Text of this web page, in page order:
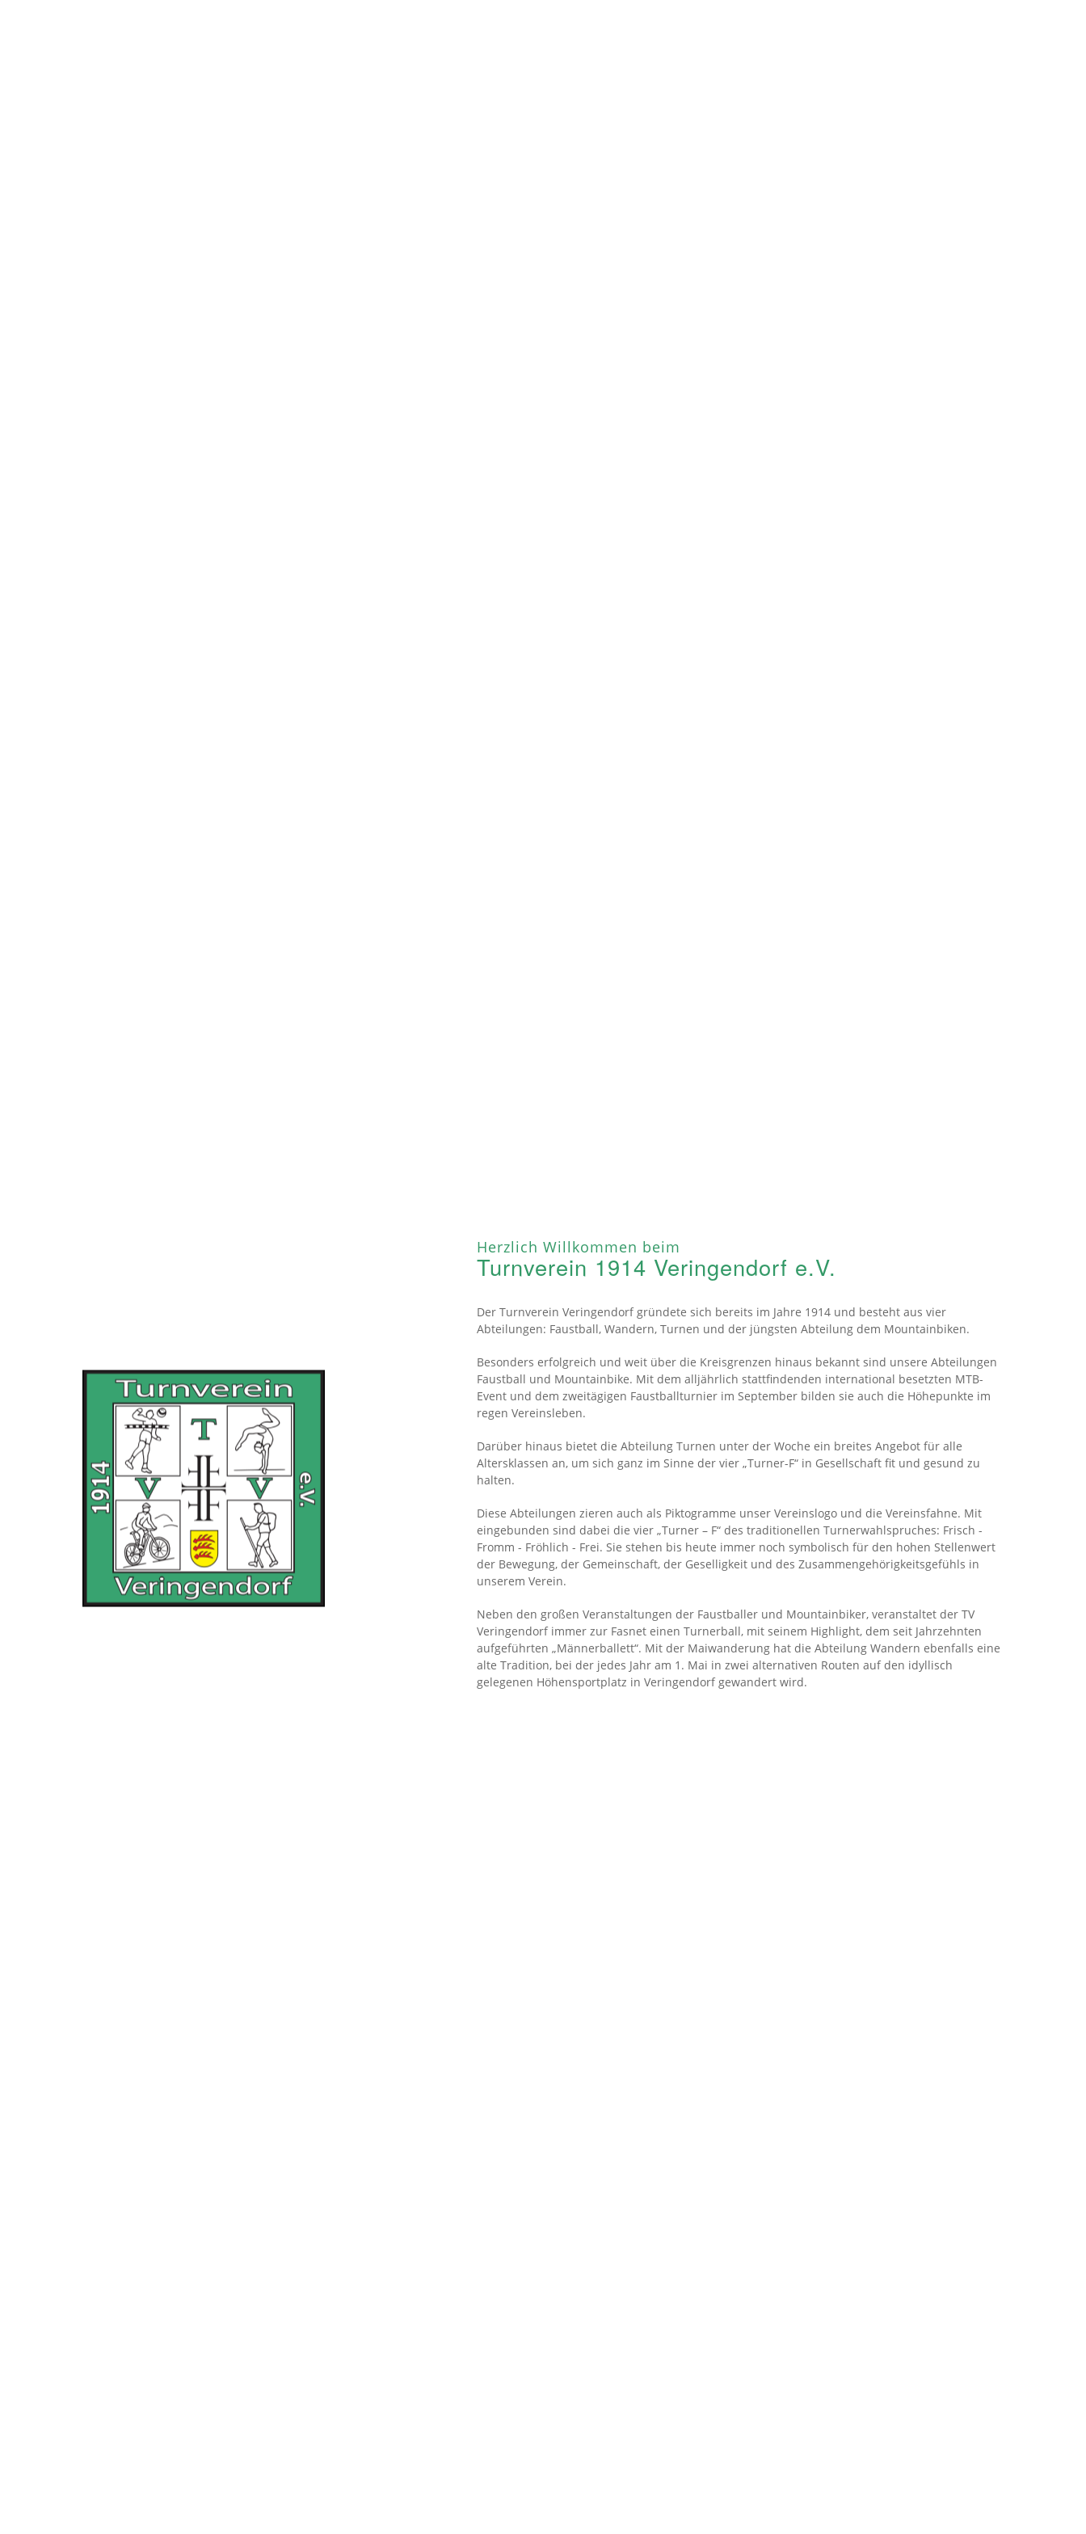
Herzlich Willkommen beim
Turnverein 1914 Veringendorf e.V.
Der Turnverein Veringendorf gründete sich bereits im Jahre 1914 und besteht aus vier
Abteilungen: Faustball, Wandern, Turnen und der jüngsten Abteilung dem Mountainbiken.
Besonders erfolgreich und weit über die Kreisgrenzen hinaus bekannt sind unsere Abteilungen
Faustball und Mountainbike. Mit dem alljährlich stattfindenden international besetzten MTB-
Event und dem zweitägigen Faustballturnier im September bilden sie auch die Höhepunkte im
regen Vereinsleben.
Darüber hinaus bietet die Abteilung Turnen unter der Woche ein breites Angebot für alle
Altersklassen an, um sich ganz im Sinne der vier „Turner-F“ in Gesellschaft fit und gesund zu
halten.
Diese Abteilungen zieren auch als Piktogramme unser Vereinslogo und die Vereinsfahne. Mit
eingebunden sind dabei die vier „Turner – F“ des traditionellen Turnerwahlspruches: Frisch -
Fromm - Fröhlich - Frei. Sie stehen bis heute immer noch symbolisch für den hohen Stellenwert
der Bewegung, der Gemeinschaft, der Geselligkeit und des Zusammengehörigkeitsgefühls in
unserem Verein.
Neben den großen Veranstaltungen der Faustballer und Mountainbiker, veranstaltet der TV
Veringendorf immer zur Fasnet einen Turnerball, mit seinem Highlight, dem seit Jahrzehnten
aufgeführten „Männerballett“. Mit der Maiwanderung hat die Abteilung Wandern ebenfalls eine
alte Tradition, bei der jedes Jahr am 1. Mai in zwei alternativen Routen auf den idyllisch
gelegenen Höhensportplatz in Veringendorf gewandert wird.